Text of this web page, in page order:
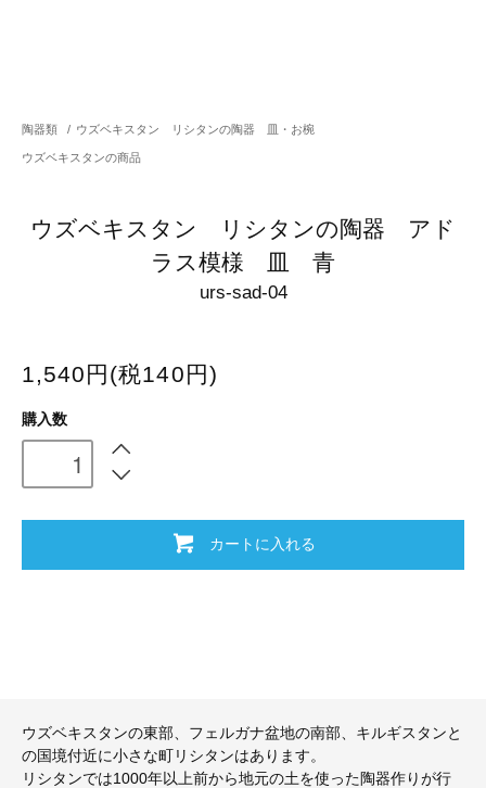
陶器類 / ウズベキスタン リシタンの陶器 皿・お椀
ウズベキスタンの商品
ウズベキスタン リシタンの陶器 アド
ラス模様 皿 青
urs-sad-04
1,540円(税140円)
購入数
カートに入れる
ウズベキスタンの東部、フェルガナ盆地の南部、キルギスタンと
の国境付近に小さな町リシタンはあります。
リシタンでは1000年以上前から地元の土を使った陶器作りが行